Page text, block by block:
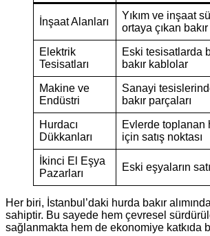
İnşaat Alanları
Yıkım ve inşaat
ortaya çıkan bakır
Elektrik
Tesisatları
Eski tesisatlarda
bakır kablolar
Makine ve
Endüstri
Sanayi
bakır parçaları
Hurdacı
Dükkanları
Evlerde toplanan
için satış noktası
İkinci El Eşya
Pazarları
Eski eşyaların
Her biri, İstanbul’daki hurda bakır
sahiptir. Bu sayede hem çevresel
sağlanmakta hem de ekonomiye katkıda